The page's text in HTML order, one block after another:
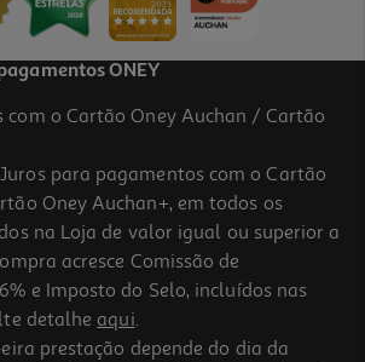
ONEY
com o Cartão Oney Auchan / Cartão
para pagamentos com o Cartão
Oney Auchan+, em todos os
na Loja de valor igual ou superior a
acresce Comissão de
e Imposto do Selo, incluídos nas
detalhe aqui.
prestação depende do dia da